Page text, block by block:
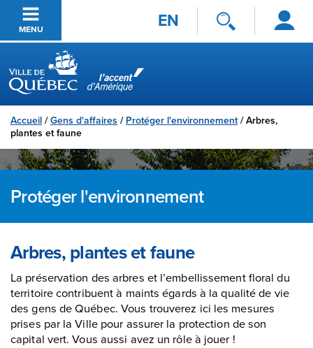
Passer au contenu principal
MENU EN
Se
connecter
Ville de Québec
Accueil /Gens d'affaires / Protéger l'environnement/Arbres,
plantes et faune
Protéger l'environnement
Arbres, plantes et faune
La préservation des arbres et l’embellissement floral du
territoire contribuent à maints égards à la qualité de vie
des gens de Québec. Vous trouverez ici les mesures
prises par la Ville pour assurer la protection de son
capital vert. Vous aussi avez un rôle à jouer !